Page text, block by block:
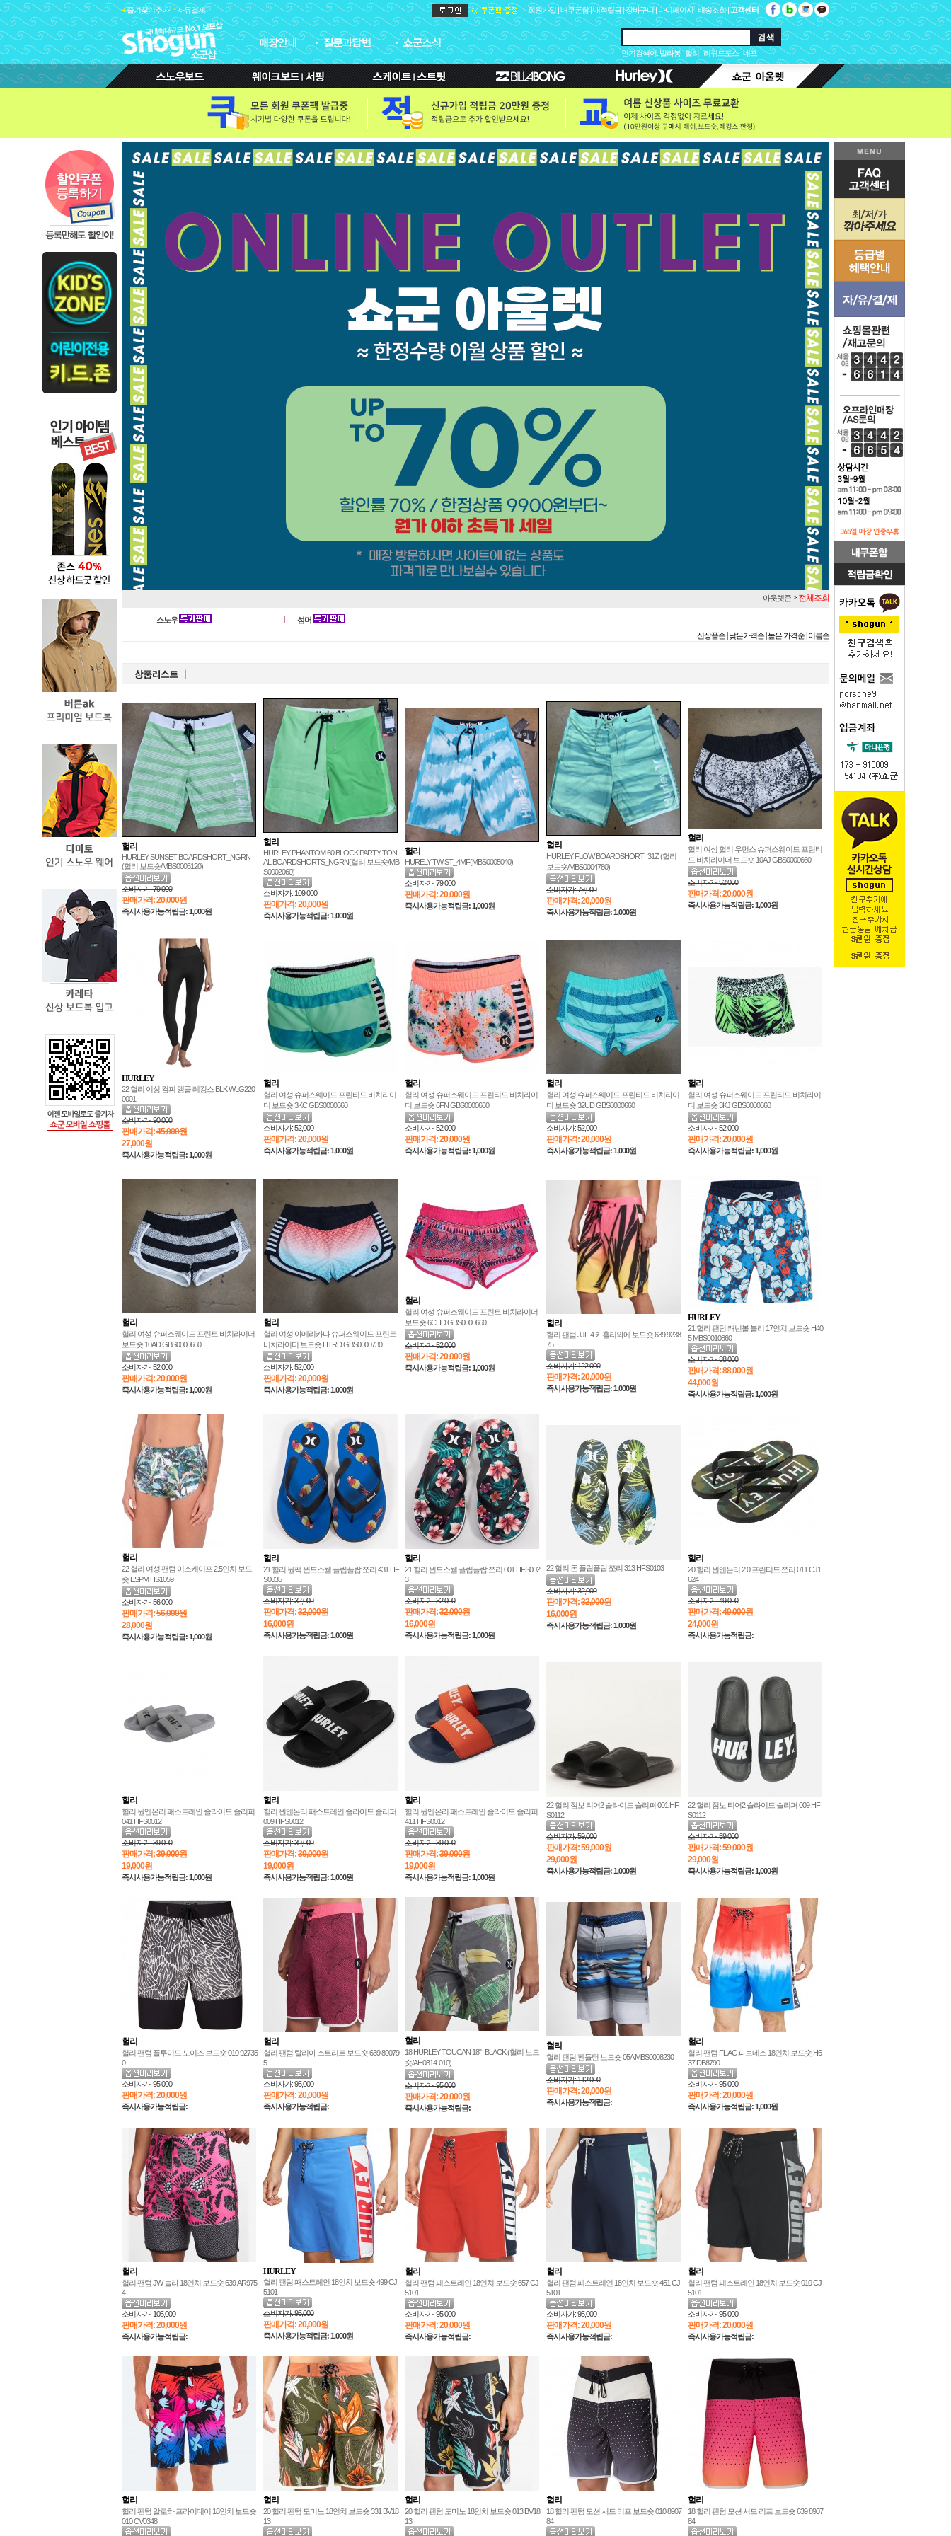
+즐겨찾기추가 *자유결제 회원가입 |내쿠폰함|내적립금|장바구니 | 마이페이지 |배송조회|고객센터
인기검색어: 빌라봉 헐리 리퀴드포스 네프
아웃렛존> 전체조회
스노우
섬머
신상품순 낮은가격순 높은 가격순 이름순
헐리
HURLEY SUNSET BOARDSHORT_NGRN
(헐리 보드숏/MBS0005120)
소비자가:79,000
판매가격:20,000원
즉시사용가능적립금: 1,000원
헐리
HURLEY PHANTOM 60 BLOCK PARTY TON
AL BOARDSHORTS_NGRN(헐리 보드숏/MB
S0002060)
소비자가:109,000
판매가격:20,000원
즉시사용가능적립금: 1,000원
헐리
HURELY TWIST_4MF(MBS0005040)
소비자가:79,000
판매가격:20,000원
즉시사용가능적립금: 1,000원
헐리
HURLEY FLOW BOARDSHORT_31Z (헐리
보드숏/MBS0004780)
소비자가:79,000
판매가격:20,000원
즉시사용가능적립금: 1,000원
헐리
헐리 여성 헐리 우먼스 슈퍼스웨이드 프린티
드 비치라이더 보드숏 10AJ GBS0000660
소비자가:52,000
판매가격:20,000원
즉시사용가능적립금: 1,000원
HURLEY
22 헐리 여성 컴피 앵클 레깅스 BLK WLG220
0001
소비자가:90,000
판매가격:45,000원
27,000원
즉시사용가능적립금: 1,000원
헐리
헐리 여성 슈퍼스웨이드 프린티드 비치라이
더 보드숏 3KC GBS0000660
소비자가:52,000
판매가격:20,000원
즉시사용가능적립금: 1,000원
헐리
헐리 여성 슈퍼스웨이드 프린티드 비치라이
더 보드숏 6FN GBS0000660
소비자가:52,000
판매가격:20,000원
즉시사용가능적립금: 1,000원
헐리
헐리 여성 슈퍼스웨이드 프린티드 비치라이
더 보드숏 32UD GBS0000660
소비자가:52,000
판매가격:20,000원
즉시사용가능적립금: 1,000원
헐리
헐리 여성 슈퍼스웨이드 프린티드 비치라이
더 보드숏 3KJ GBS0000660
소비자가:52,000
판매가격:20,000원
즉시사용가능적립금: 1,000원
헐리
헐리 여성 슈퍼스웨이드 프린트 비치라이더
보드숏 10AD GBS0000660
소비자가:52,000
판매가격:20,000원
즉시사용가능적립금: 1,000원
헐리
헐리 여성 아메리카나 슈퍼스웨이드 프린트
비치라이더 보드숏 HTRD GBS0000730
소비자가:52,000
판매가격:20,000원
즉시사용가능적립금: 1,000원
헐리
헐리 여성 슈퍼스웨이드 프린트 비치라이더
보드숏 6CHD GBS0000660
소비자가:52,000
판매가격:20,000원
즉시사용가능적립금: 1,000원
헐리
헐리 팬텀 JJF 4 카훌리와에 보드숏 639 9238
75
소비자가:122,000
판매가격:20,000원
즉시사용가능적립금: 1,000원
HURLEY
21 헐리 팬텀 캐넌볼 볼리 17인치 보드숏 H40
5 MBS0010860
소비자가:88,000
판매가격:88,000원
44,000원
즉시사용가능적립금: 1,000원
헐리
22 헐리 여성 팬텀 이스케이프 2.5인치 보드
숏 ESPM HS1059
소비자가:56,000
판매가격:56,000원
28,000원
즉시사용가능적립금: 1,000원
헐리
21 헐리 원팩 윈드스웰 플립플랍 쪼리 431 HF
S0035
소비자가:32,000
판매가격:32,000원
16,000원
즉시사용가능적립금: 1,000원
헐리
21 헐리 윈드스웰 플립플랍 쪼리 001 HFS002
3
소비자가:32,000
판매가격:32,000원
16,000원
즉시사용가능적립금: 1,000원
22 헐리 돈 플립플랍 쪼리 313 HFS0103
소비자가:32,000
판매가격:32,000원
16,000원
즉시사용가능적립금: 1,000원
헐리
20 헐리 원앤온리 2.0 프린티드 쪼리 011 CJ1
624
소비자가:49,000
판매가격:49,000원
24,000원
즉시사용가능적립금:
헐리
헐리 원앤온리 패스트레인 슬라이드 슬리퍼
041 HFS0012
소비자가:39,000
판매가격:39,000원
19,000원
즉시사용가능적립금: 1,000원
헐리
헐리 원앤온리 패스트레인 슬라이드 슬리퍼
009 HFS0012
소비자가:39,000
판매가격:39,000원
19,000원
즉시사용가능적립금: 1,000원
헐리
헐리 원앤온리 패스트레인 슬라이드 슬리퍼
411 HFS0012
소비자가:39,000
판매가격:39,000원
19,000원
즉시사용가능적립금: 1,000원
22 헐리 점보 티어2 슬라이드 슬리퍼 001 HF
S0112
소비자가:59,000
판매가격:59,000원
29,000원
즉시사용가능적립금: 1,000원
22 헐리 점보 티어2 슬라이드 슬리퍼 009 HF
S0112
소비자가:59,000
판매가격:59,000원
29,000원
즉시사용가능적립금: 1,000원
헐리
헐리 팬텀 플루이드 노이즈 보드숏 010 92735
0
소비자가:95,000
판매가격:20,000원
즉시사용가능적립금:
헐리
헐리 팬텀 탈리아 스트리트 보드숏 639 89079
5
소비자가:95,000
판매가격:20,000원
즉시사용가능적립금:
헐리
18 HURLEY TOUCAN 18"_BLACK (헐리 보드
숏/AH0314-010)
소비자가:95,000
판매가격:20,000원
즉시사용가능적립금:
헐리
헐리 팬텀 펜들턴 보드숏 05A MBS0008230
소비자가:112,000
판매가격:20,000원
즉시사용가능적립금:
헐리
헐리 팬텀 FL AC 파보네스 18인치 보드숏 H6
37 DB8790
소비자가:95,000
판매가격:20,000원
즉시사용가능적립금: 1,000원
헐리
헐리 팬텀 JW 놀라 18인치 보드숏 639 AR975
4
소비자가:105,000
판매가격:20,000원
즉시사용가능적립금:
HURLEY
헐리 팬텀 패스트레인 18인치 보드숏 499 CJ
5101
소비자가:95,000
판매가격:20,000원
즉시사용가능적립금: 1,000원
헐리
헐리 팬텀 패스트레인 18인치 보드숏 657 CJ
5101
소비자가:95,000
판매가격:20,000원
즉시사용가능적립금:
헐리
헐리 팬텀 패스트레인 18인치 보드숏 451 CJ
5101
소비자가:95,000
판매가격:20,000원
즉시사용가능적립금:
헐리
헐리 팬텀 패스트레인 18인치 보드숏 010 CJ
5101
소비자가:95,000
판매가격:20,000원
즉시사용가능적립금:
헐리
헐리 팬텀 알로하 프라이데이 18인치 보드숏
010 CV0348
헐리
20 헐리 팬텀 도미노 18인치 보드숏 331 BV18
13
헐리
20 헐리 팬텀 도미노 18인치 보드숏 013 BV18
13
헐리
18 헐리 팬텀 모션 서드 리프 보드숏 010 8907
84
헐리
18 헐리 팬텀 모션 서드 리프 보드숏 639 8907
84